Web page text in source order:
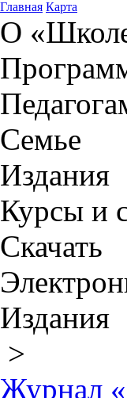
Главная Карта
О
Семье
Издания
Курсы и
Скачать
Издания
>
Журнал